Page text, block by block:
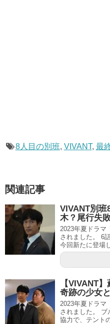
8人目の別班, VIVANT, 最
関連記事
VIVANT別班
木？尾行失
2023年夏ドラマ
されました。 6
今回新たに登場
【VIVANT
奇跡の少女
2023年夏ドラマ
されました。 ブ
協力で、テント